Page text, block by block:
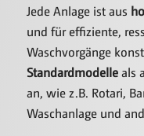
Jede Anlage ist aus
und für effiziente,
Waschvorgänge
Standardmodelleals
an, wie z.B. Rotari,
Waschanlageund